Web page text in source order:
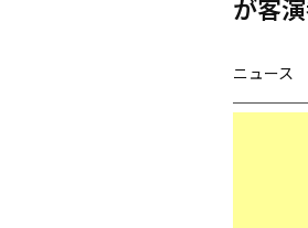
が客
ニュース